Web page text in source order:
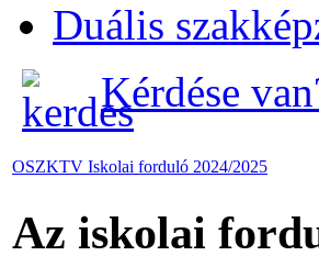
Duális
Kérdése
OSZKTV Iskolai forduló 2024/2025
Az iskolai